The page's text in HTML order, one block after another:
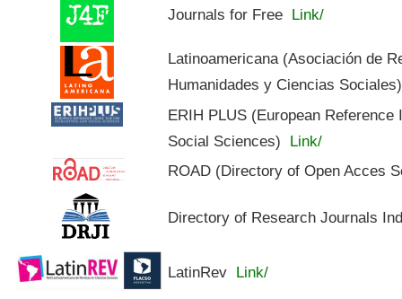
Journals for Free Link/
Latinoamericana (Asociación de
Humanidades y Ciencias Sociales)
ERIH PLUS (European
Social Sciences) Link/
ROAD (Directory of Open Acces
Directory of Research Journals
LatinRev Link/